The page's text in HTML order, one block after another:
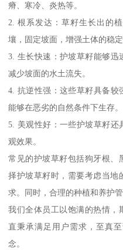
瘠、寒冷、炎热等。
2. 根系发达：草籽生长出的
壤，固定坡面，增强土体的稳定
3. 生长快速：护坡草籽能够迅
减少坡面的水土流失。
4. 抗逆性强：这些草籽具备较
能够在恶劣的自然条件下生存。
5. 美观性好：一些护坡草籽
观效果。
常见的护坡草籽包括狗牙根、
择护坡草籽时，需要考虑当地
求。同时，合理的种植和养护
我们全体员工以饱满的热情，
直秉承满足用户需求，至真
念。